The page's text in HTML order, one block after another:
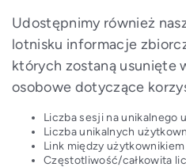
Udostępnimy również
lotnisku informacje
których zostaną usunięte
osobowe dotyczące
Liczba sesji na unikalnego
Liczba unikalnych
Link między użytkownikiem
Częstotliwość/całkowita